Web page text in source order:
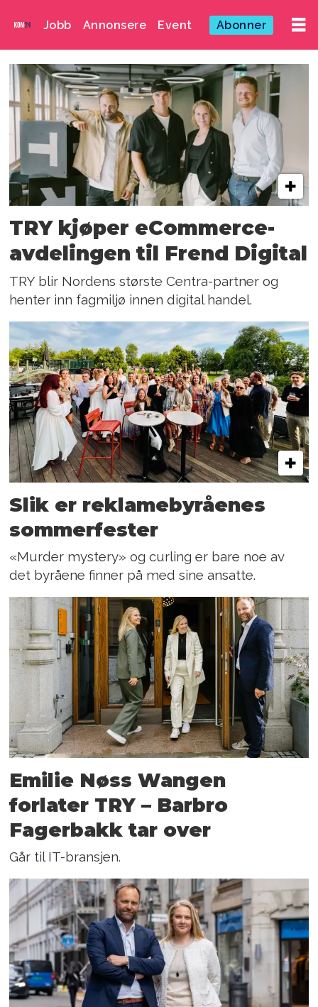
Jobb Annonsere Event Abonner
Emne:
barbro
fagerbakk
TRY kjøper eCommerce-
avdelingen til Frend Digital
TRY blir Nordens største Centra-partner og
henter inn fagmiljø innen digital handel.
Slik er reklamebyråenes
sommerfester
«Murder mystery» og curling er bare noe av
det byråene finner på med sine ansatte.
Emilie Nøss Wangen
forlater TRY – Barbro
Fagerbakk tar over
Går til IT-bransjen.